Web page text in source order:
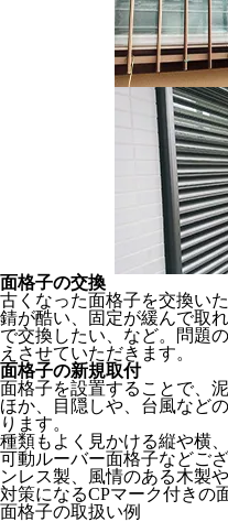
面格子の交換
古くなった面格子を交換いた
錆が酷い、固定が緩んで取
で交換したい、など。問題
えさせていただきます。
面格子の新規取付
面格子を設置することで、
ほか、目隠しや、台風など
ります。
種類もよく見かける縦や横
可動ルーバー面格子などご
ンレス製、風情のある木製
対策になるCPマーク付きの
面格子の取扱い例